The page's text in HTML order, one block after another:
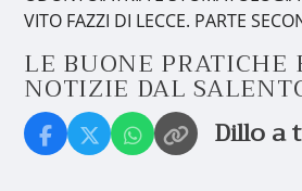
SALENTO
VITO FAZZI DI LECCE. PARTE
LE BUONE PRATICHE
NOTIZIE DAL
Dillo a